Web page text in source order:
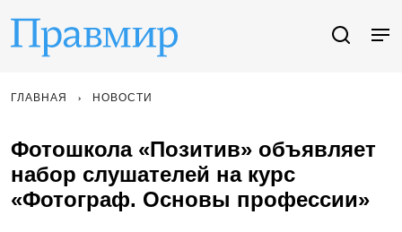
ГЛАВНАЯ НОВОСТИ
Фотошкола «Позитив» объявляет
набор слушателей на курс
«Фотограф. Основы профессии»